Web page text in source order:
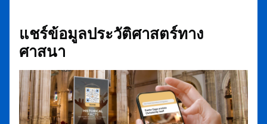
แชร์ข้อมูลประวัติศาสตร์ทาง
ศาสนา